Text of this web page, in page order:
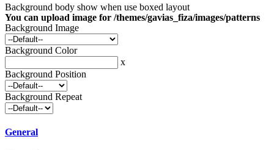
Background body show when use boxed layout
You can upload image for /themes/gavias_fiza/images/patterns
Background Image
Background Color
x
Background Position
Background Repeat
General